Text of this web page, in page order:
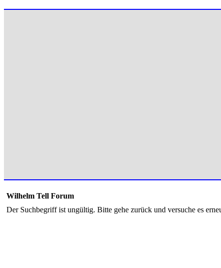
Wilhelm Tell Forum
Der Suchbegriff ist ungültig. Bitte gehe zurück und versuche es